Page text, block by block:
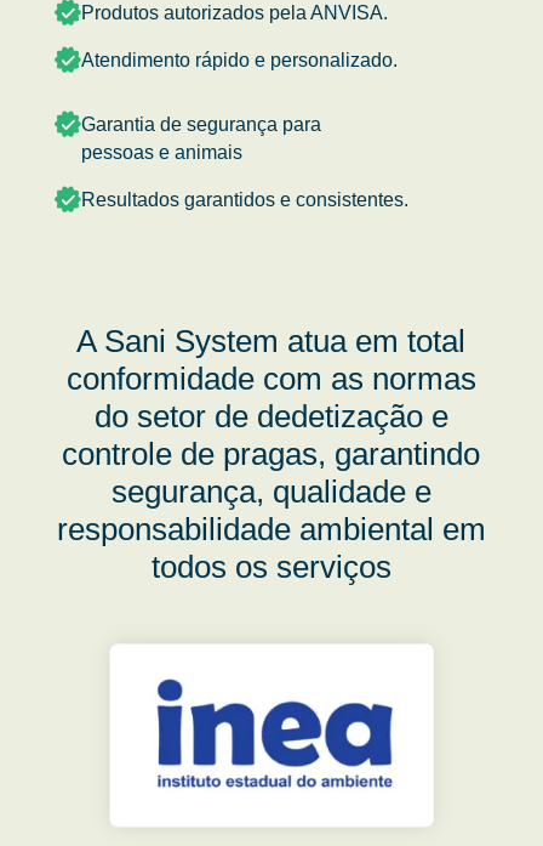
Produtos autorizados pela ANVISA.
Atendimento rápido e personalizado.
Garantia de segurança para
pessoas e animais
Resultados garantidos e consistentes.
A Sani System atua em total
conformidade com as normas
do setor de dedetização e
controle de pragas, garantindo
segurança, qualidade e
responsabilidade ambiental em
todos os serviços